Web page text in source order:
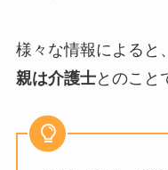
様々な情報によると
親は介護士とのこと